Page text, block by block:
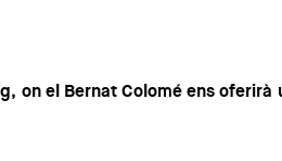
, on el Bernat Colomé ens oferirà